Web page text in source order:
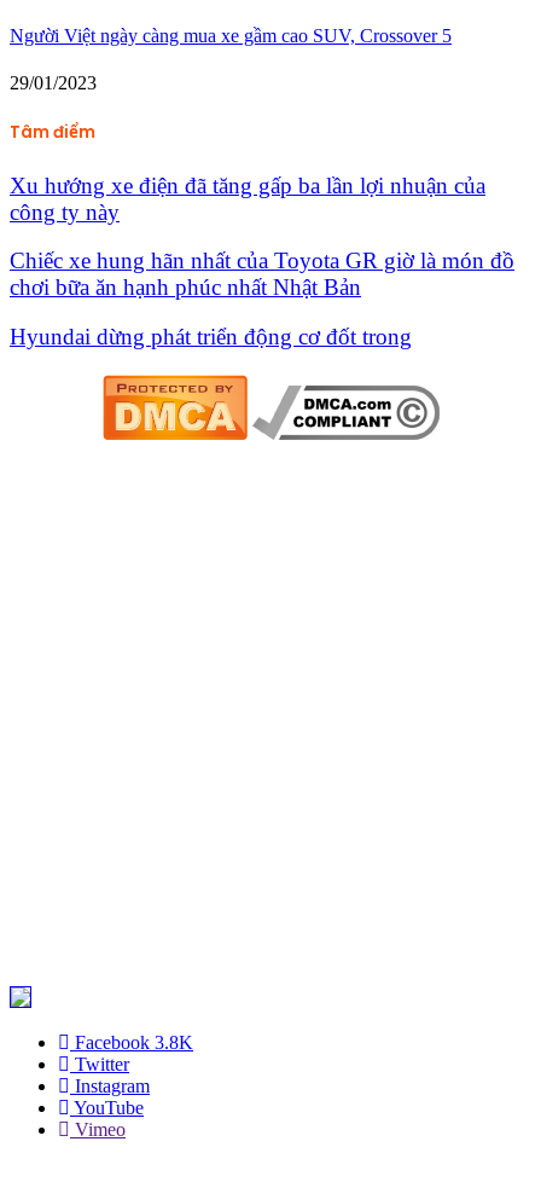
Người Việt ngày càng mua xe gầm cao SUV, Crossover 5
29/01/2023
Tâm điểm
Xu hướng xe điện đã tăng gấp ba lần lợi nhuận của
công ty này
Chiếc xe hung hãn nhất của Toyota GR giờ là món đồ
chơi bữa ăn hạnh phúc nhất Nhật Bản
Hyundai dừng phát triển động cơ đốt trong
Facebook 3.8K
Twitter
Instagram
YouTube
Vimeo